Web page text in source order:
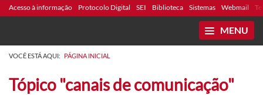
Acesso à informação Protocolo Digital SEI Biblioteca Sistemas Webmail
MENU
VOCÊ ESTÁ AQUI: PÁGINA INICIAL
Tópico "canais de comunicação"